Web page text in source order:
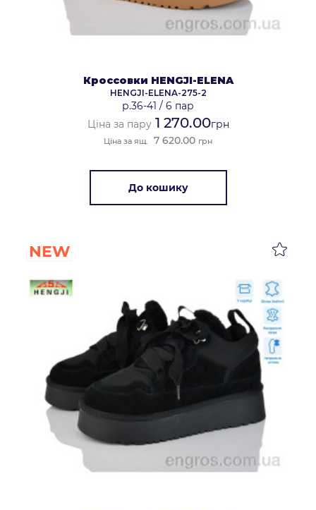
Кроссовки HENGJI-ELENA
HENGJI-ELENA-275-2
р.36-41 / 6 пар
Ціна за пару1 270.00грн
Ціна за ящ. 7 620.00 грн
До кошику
NEW